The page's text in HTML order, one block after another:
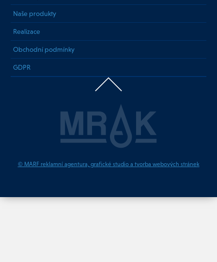
Naše produkty
Realizace
Obchodní podmínky
GDPR
© MARF reklamní agentura, grafické studio a tvorba webových stránek